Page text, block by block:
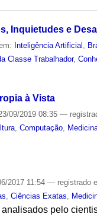
Inquietudes e
Inteligência Artificial
Classe Trabalhador,
à Vista
09/2019 08:35—
,Computação
2017 11:54— registrado
,Ciências Exatas,
pelo